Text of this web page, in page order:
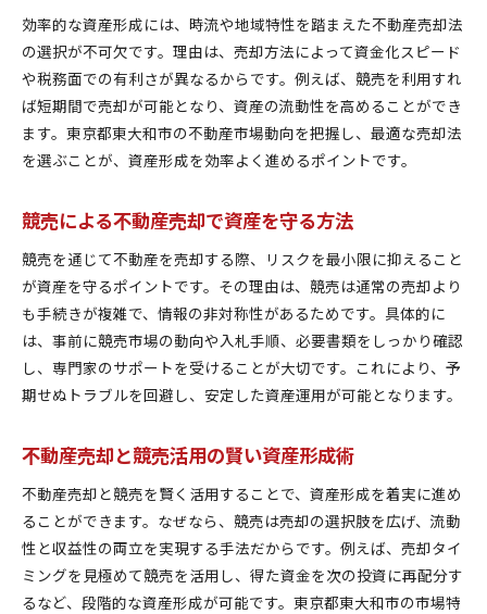
効率的な資産形成には、時流や地域特性を踏まえた不動産売却法
の選択が不可欠です。理由は、売却方法によって資金化スピード
や税務面での有利さが異なるからです。例えば、競売を利用すれ
ば短期間で売却が可能となり、資産の流動性を高めることができ
ます。東京都東大和市の不動産市場動向を把握し、最適な売却法
を選ぶことが、資産形成を効率よく進めるポイントです。
競売による不動産売却で資産を守る方法
競売を通じて不動産を売却する際、リスクを最小限に抑えること
が資産を守るポイントです。その理由は、競売は通常の売却より
も手続きが複雑で、情報の非対称性があるためです。具体的に
は、事前に競売市場の動向や入札手順、必要書類をしっかり確認
し、専門家のサポートを受けることが大切です。これにより、予
期せぬトラブルを回避し、安定した資産運用が可能となります。
不動産売却と競売活用の賢い資産形成術
不動産売却と競売を賢く活用することで、資産形成を着実に進め
ることができます。なぜなら、競売は売却の選択肢を広げ、流動
性と収益性の両立を実現する手法だからです。例えば、売却タイ
ミングを見極めて競売を活用し、得た資金を次の投資に再配分す
るなど、段階的な資産形成が可能です。東京都東大和市の市場特